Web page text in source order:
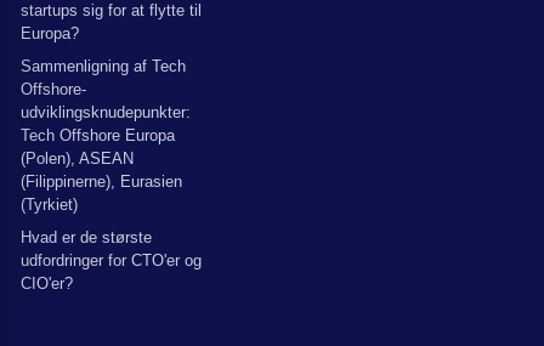
startups sig for at flytte til
Europa?
Sammenligning af Tech
Offshore-
udviklingsknudepunkter:
Tech Offshore Europa
(Polen), ASEAN
(Filippinerne), Eurasien
(Tyrkiet)
Hvad er de største
udfordringer for CTO'er og
CIO'er?